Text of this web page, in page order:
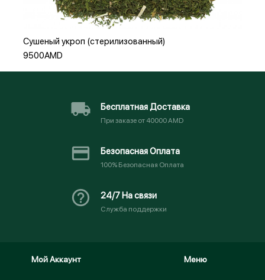
Сушеный укроп (стерилизованный)
9500AMD
Бесплатная Доставка
При заказе от 40000 AMD
Безопасная Оплата
100% Безопасная Оплата
24/7 На связи
Служба поддержки
Мой Аккаунт Меню